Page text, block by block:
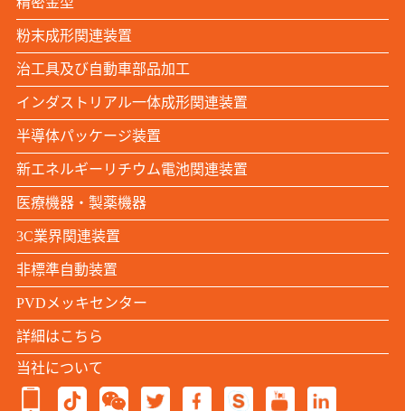
粉末成形関連装置
治工具及び自動車部品加工
インダストリアル一体成形関連装置
半導体パッケージ装置
新エネルギーリチウム電池関連装置
医療機器・製薬機器
3C業界関連装置
非標準自動装置
PVDメッキセンター
詳細はこちら
当社について